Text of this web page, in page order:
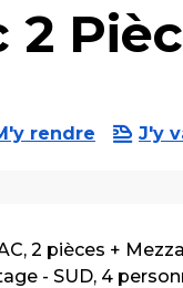
2
rendre J'y
2 pièces +
- SUD, 4